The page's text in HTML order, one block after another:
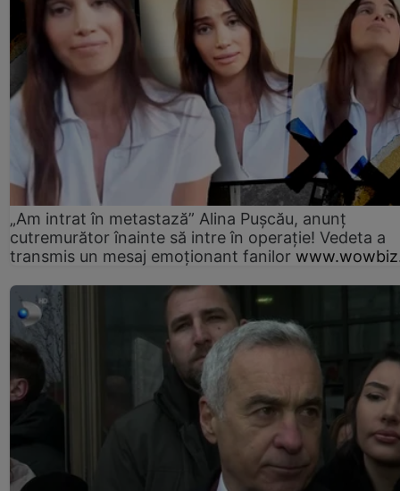
„Am intrat în metastază” Alina Pușcău, anunț
cutremurător înainte să intre în operație! Vedeta a
transmis un mesaj emoționant fanilor